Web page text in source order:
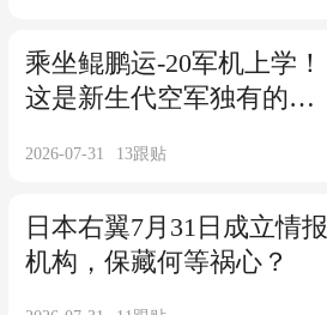
乘坐鲲鹏运-20军机上学！
这是新生代空军独有的荣
2026-07-31 13跟贴
日本右翼7月31日成立情报
机构，保藏何等祸心？